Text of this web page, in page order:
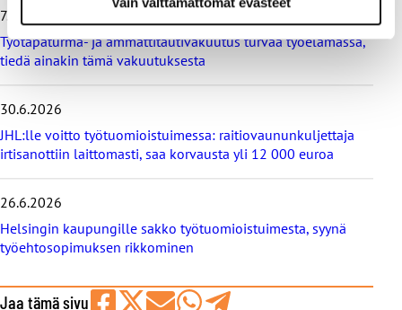
i
s
e
t
7.7.2026
Työtapaturma- ja ammattitautivakuutus turvaa työelämässä,
tiedä ainakin tämä vakuutuksesta
30.6.2026
JHL:lle voitto työtuomioistuimessa: raitiovaununkuljettaja
irtisanottiin laittomasti, saa korvausta yli 12 000 euroa
26.6.2026
Helsingin kaupungille sakko työtuomioistuimesta, syynä
työehtosopimuksen rikkominen
Jaa tämä sivu